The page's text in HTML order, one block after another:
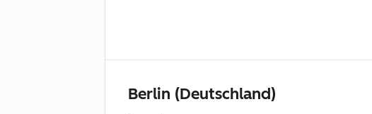
Berlin (Deutschland)